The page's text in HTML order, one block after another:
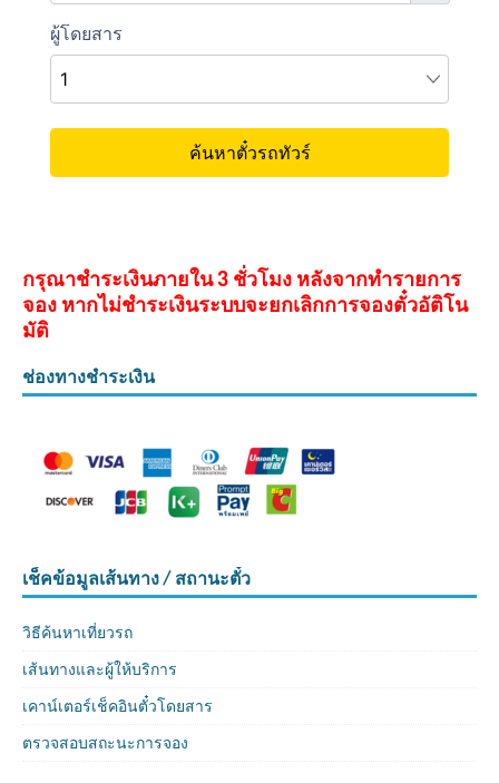
กรุณาชำระเงินภายใน 3 ชั่วโมง หลังจากทำรายการ
จอง หากไม่ชำระเงินระบบจะยกเลิกการจองตั๋วอัติโน
มัติ
ช่องทางชำระเงิน
เช็คข้อมูลเส้นทาง / สถานะตั๋ว
วิธีค้นหาเที่ยวรถ
เส้นทางและผู้ให้บริการ
เคาน์เตอร์เช็คอินตั๋วโดยสาร
ตรวจสอบสถะนะการจอง